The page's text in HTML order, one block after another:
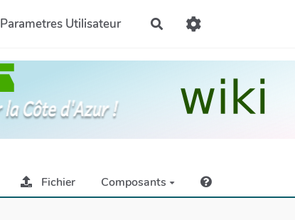
Parametres Utilisateur Rechercher
Fichier Composants